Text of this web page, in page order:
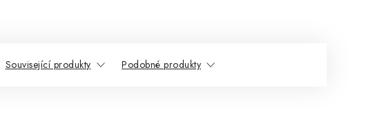
Související produkty Podobné produkty